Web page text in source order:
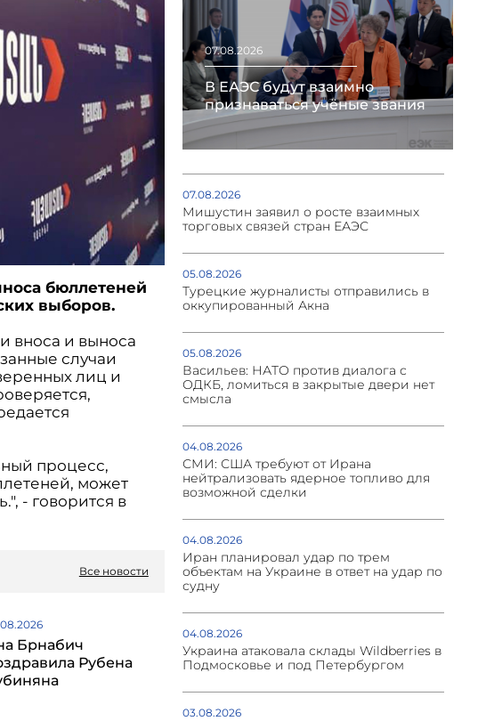
бюллетеней
выборов.
вноса и выноса
случаи
лиц и
процесс,
может
- говорится в
Все новости
Брнабич
Рубена
07.08.2026
В ЕАЭС будут взаимно
признаваться учёные звания
07.08.2026
Мишустин заявил о росте взаимных
торговых связей стран ЕАЭС
05.08.2026
Турецкие журналисты отправились в
оккупированный Акна
05.08.2026
Васильев: НАТО против диалога с
ОДКБ, ломиться в закрытые двери нет
смысла
04.08.2026
СМИ: США требуют от Ирана
нейтрализовать ядерное топливо для
возможной сделки
04.08.2026
Иран планировал удар по трем
объектам на Украине в ответ на удар по
судну
04.08.2026
Украина атаковала склады Wildberries в
Подмосковье и под Петербургом
03.08.2026